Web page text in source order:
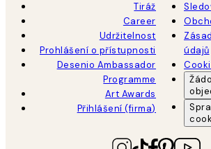
Tiráž
Career
Udržitelnost
Prohlášení o přístupnosti
Desenio Ambassador
Programme
Art Awards
Přihlášení (firma)
údajů